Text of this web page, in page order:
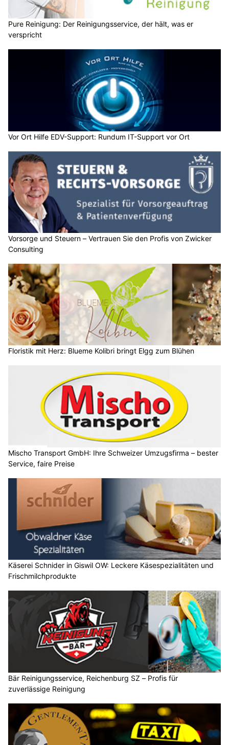
Pure Reinigung: Der Reinigungsservice, der hält, was er
verspricht
Vor Ort Hilfe EDV-Support: Rundum IT-Support vor Ort
Vorsorge und Steuern – Vertrauen Sie den Profis von Zwicker
Consulting
Floristik mit Herz: Blueme Kolibri bringt Elgg zum Blühen
Mischo Transport GmbH: Ihre Schweizer Umzugsfirma – bester
Service, faire Preise
Käserei Schnider in Giswil OW: Leckere Käsespezialitäten und
Frischmilchprodukte
Bär Reinigungsservice, Reichenburg SZ – Profis für
zuverlässige Reinigung